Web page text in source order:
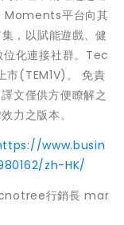
平台向其
，以賦能遊戲、健
位化連接社群。Tec
市(TEM1V)。 免責
文僅供方便瞭解之
力之版本。
www.busin
zh-HK/
行銷長 mar